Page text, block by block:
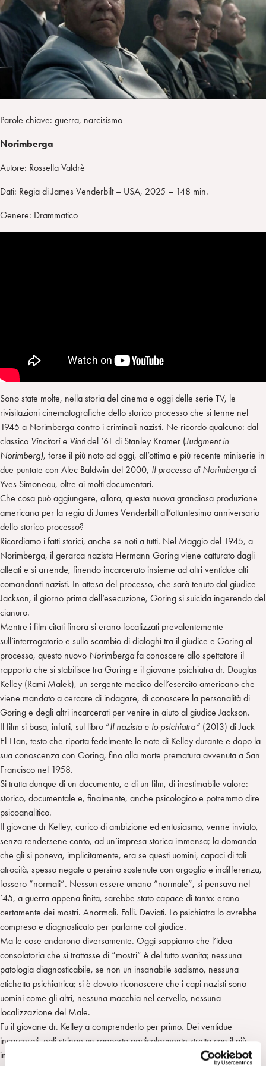
i
e
r
Parole chiave: guerra, narcisismo
Norimberga
Autore: Rossella Valdrè
Dati: Regia di James Venderbilt – USA, 2025 – 148 min.
Genere: Drammatico
Sono state molte, nella storia del cinema e oggi delle serie TV, le
rivisitazioni cinematografiche dello storico processo che si tenne nel
1945 a Norimberga contro i criminali nazisti. Ne ricordo qualcuno: dal
classico Vincitori e Vintidel ’61 di Stanley Kramer (Judgment in
Norimberg), forse il più noto ad oggi, all’ottima e più recente miniserie in
due puntate con Alec Baldwin del 2000, Il processo di Norimbergadi
Yves Simoneau, oltre ai molti documentari.
Che cosa può aggiungere, allora, questa nuova grandiosa produzione
americana per la regia di James Venderbilt all’ottantesimo anniversario
dello storico processo?
Ricordiamo i fatti storici, anche se noti a tutti. Nel Maggio del 1945, a
Norimberga, il gerarca nazista Hermann Goring viene catturato dagli
alleati e si arrende, finendo incarcerato insieme ad altri ventidue alti
comandanti nazisti. In attesa del processo, che sarà tenuto dal giudice
Jackson, il giorno prima dell’esecuzione, Goring si suicida ingerendo del
cianuro.
Mentre i film citati finora si erano focalizzati prevalentemente
sull’interrogatorio e sullo scambio di dialoghi tra il giudice e Goring al
processo, questo nuovo Norimbergafa conoscere allo spettatore il
rapporto che si stabilisce tra Goring e il giovane psichiatra dr. Douglas
Kelley (Rami Malek), un sergente medico dell’esercito americano che
viene mandato a cercare di indagare, di conoscere la personalità di
Goring e degli altri incarcerati per venire in aiuto al giudice Jackson.
Il film si basa, infatti, sul libro “Il nazista e lo psichiatra” (2013) di Jack
El-Han, testo che riporta fedelmente le note di Kelley durante e dopo la
sua conoscenza con Goring, fino alla morte prematura avvenuta a San
Francisco nel 1958.
Si tratta dunque di un documento, e di un film, di inestimabile valore:
storico, documentale e, finalmente, anche psicologico e potremmo dire
psicoanalitico.
Il giovane dr Kelley, carico di ambizione ed entusiasmo, venne inviato,
senza rendersene conto, ad un’impresa storica immensa; la domanda
che gli si poneva, implicitamente, era se questi uomini, capaci di tali
atrocità, spesso negate o persino sostenute con orgoglio e indifferenza,
fossero “normali”. Nessun essere umano “normale”, si pensava nel
’45, a guerra appena finita, sarebbe stato capace di tanto: erano
certamente dei mostri. Anormali. Folli. Deviati. Lo psichiatra lo avrebbe
compreso e diagnosticato per parlarne col giudice.
Ma le cose andarono diversamente. Oggi sappiamo che l’idea
consolatoria che si trattasse di “mostri” è del tutto svanita; nessuna
patologia diagnosticabile, se non un insanabile sadismo, nessuna
etichetta psichiatrica; si è dovuto riconoscere che i capi nazisti sono
uomini come gli altri, nessuna macchia nel cervello, nessuna
localizzazione del Male.
Fu il giovane dr. Kelley a comprenderlo per primo. Dei ventidue
incarcerati, egli stringe un rapporto particolarmente stretto con il più
importante e temuto, Goring (incarnato, più che interpretato, da uno